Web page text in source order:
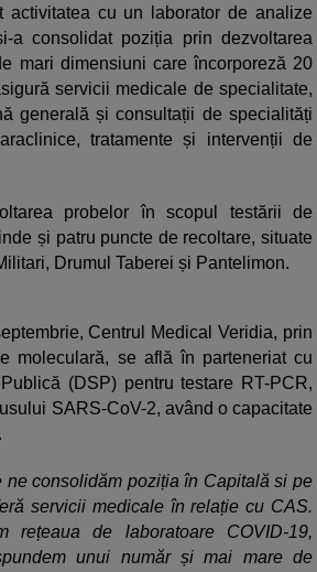
activitatea cu un laborator de analize
a consolidat poziția prin dezvoltarea
mari dimensiuni care încorporeză 20
servicii medicale de specialitate,
generală și consultații de specialități
tratamente și intervenții de
probelor în scopul testării de
și patru puncte de recoltare, situate
Drumul Taberei și Pantelimon.
Centrul Medical Veridia, prin
moleculară, se află în parteneriat cu
(DSP) pentru testare RT-PCR,
SARS-CoV-2, având o capacitate
ne consolidăm poziția în Capitală si pe
servicii medicale în relație cu CAS.
rețeaua de laboratoare COVID-19,
unui număr și mai mare de